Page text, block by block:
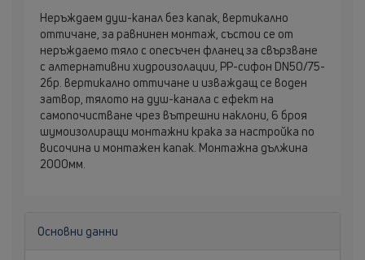
Неръждаем душ-канал без капак, вертикално
оттичане, за равнинен монтаж, състои се от
неръждаемо тяло с опесъчен фланец за свързване
с алтернативни хидроизолации, PP-сифон DN50/75-
2бр. вертикално оттичане и изваждащ се воден
затвор, тялото на душ-канала с ефект на
самопочистване чрез вътрешни наклони, 6 броя
шумоизолиращи монтажни крака за настройка по
височина и монтажен капак. Монтажна дължина
2000мм.
Основни данни